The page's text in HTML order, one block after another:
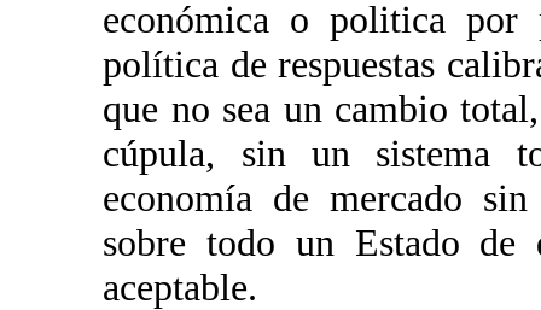
económica o politica por
política de respuestas
que no sea un cambio
cúpula, sin un sistema
economía de mercado
sobre todo un Estado de
aceptable.